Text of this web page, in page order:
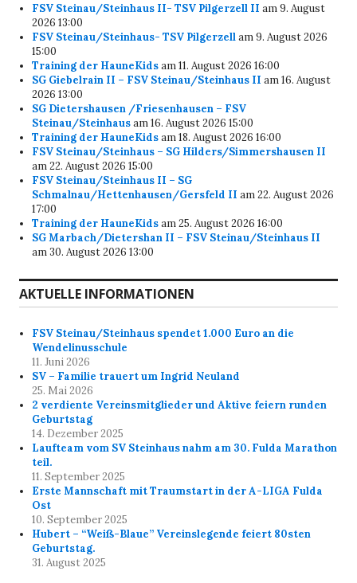
FSV Steinau/Steinhaus II- TSV Pilgerzell II am 9. August
2026 13:00
FSV Steinau/Steinhaus- TSV Pilgerzellam 9. August 2026
15:00
Training der HauneKidsam 11. August 2026 16:00
SG Giebelrain II – FSV Steinau/Steinhaus II am 16. August
2026 13:00
SG Dietershausen /Friesenhausen – FSV
Steinau/Steinhausam 16. August 2026 15:00
Training der HauneKidsam 18. August 2026 16:00
FSV Steinau/Steinhaus – SG Hilders/Simmershausen II
am 22. August 2026 15:00
FSV Steinau/Steinhaus II – SG
Schmalnau/Hettenhausen/Gersfeld II am 22. August 2026
17:00
Training der HauneKidsam 25. August 2026 16:00
SG Marbach/Dietershan II – FSV Steinau/Steinhaus II
am 30. August 2026 13:00
AKTUELLE INFORMATIONEN
FSV Steinau/Steinhaus spendet 1.000 Euro an die
Wendelinusschule
11. Juni 2026
SV – Familie trauert um Ingrid Neuland
25. Mai 2026
2 verdiente Vereinsmitglieder und Aktive feiern runden
Geburtstag
14. Dezember 2025
Laufteam vom SV Steinhaus nahm am 30. Fulda Marathon
teil.
11. September 2025
Erste Mannschaft mit Traumstart in der A-LIGA Fulda
Ost
10. September 2025
Hubert – “Weiß-Blaue” Vereinslegende feiert 80sten
Geburtstag.
31. August 2025